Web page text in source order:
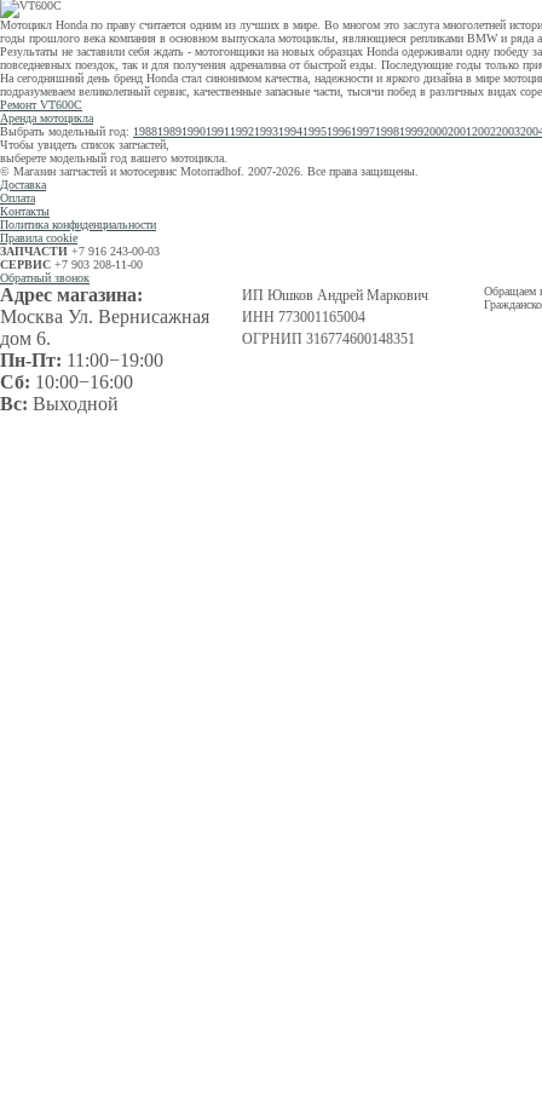
Мотоцикл Honda по праву считается одним из лучших в мире. Во многом это заслуга многолетней
годы прошлого века компания в основном выпускала мотоциклы, являющиеся репликами BMW и ряда
Результаты не заставили себя ждать - мотогонщики на новых образцах Honda одерживали одну
повседневных поездок, так и для получения адреналина от быстрой езды. Последующие годы только
На сегодняшний день бренд Honda стал синонимом качества, надежности и яркого дизайна в мире
подразумеваем великолепный сервис, качественные запасные части, тысячи побед в различных видах
Ремонт VT600C
Аренда мотоцикла
Выбрать модельный год: 1988198919901991 199219931994199519961997199819992000200120022003
Чтобы увидеть список запчастей,
выберете модельный год вашего мотоцикла.
© Магазин запчастей и мотосервис Motorradhof. 2007-2026. Все права защищены.
Доставка
Оплата
Контакты
Политика конфиденциальности
Правила cookie
ЗАПЧАСТИ +7 916 243-00-03
СЕРВИС +7 903 208-11-00
Обратный звонок
Адрес магазина:
Москва Ул. Вернисажная
дом 6.
Пн-Пт: 11:00−19:00
Сб: 10:00−16:00
Вс: Выходной
ИП Юшков Андрей Маркович
ИНН 773001165004
ОГРНИП 316774600148351
Обращаем